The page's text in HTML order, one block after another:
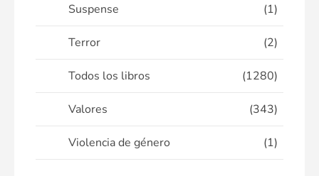
Suspense (1)
Terror (2)
Todos los libros (1280)
Valores (343)
Violencia de género (1)